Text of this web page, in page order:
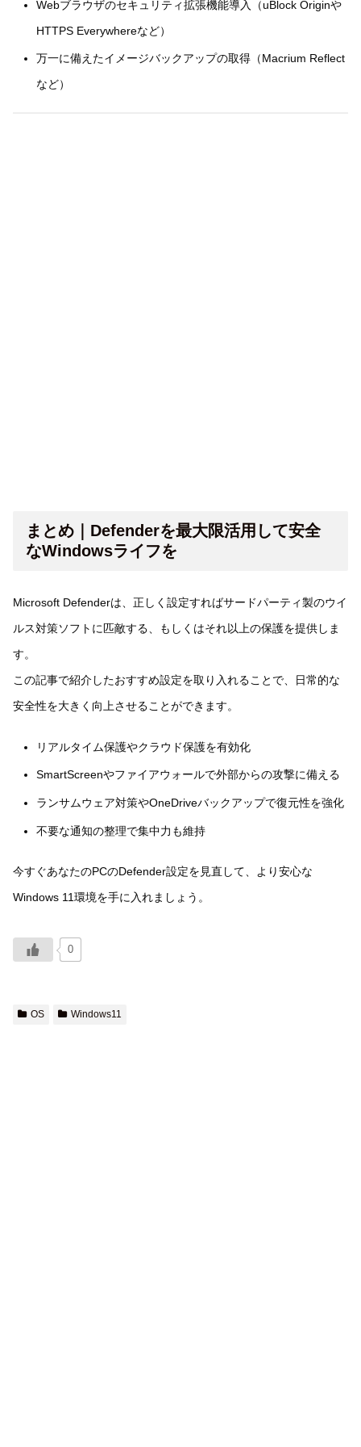
Webブラウザのセキュリティ拡張機能導入（uBlock Originや
HTTPS Everywhereなど）
万一に備えたイメージバックアップの取得（Macrium Reflect
など）
まとめ｜Defenderを最大限活用して安全
なWindowsライフを
Microsoft Defenderは、正しく設定すればサードパーティ製のウイ
ルス対策ソフトに匹敵する、もしくはそれ以上の保護を提供しま
す。
この記事で紹介したおすすめ設定を取り入れることで、日常的な
安全性を大きく向上させることができます。
リアルタイム保護やクラウド保護を有効化
SmartScreenやファイアウォールで外部からの攻撃に備える
ランサムウェア対策やOneDriveバックアップで復元性を強化
不要な通知の整理で集中力も維持
今すぐあなたのPCのDefender設定を見直して、より安心な
Windows 11環境を手に入れましょう。
0
OS Windows11